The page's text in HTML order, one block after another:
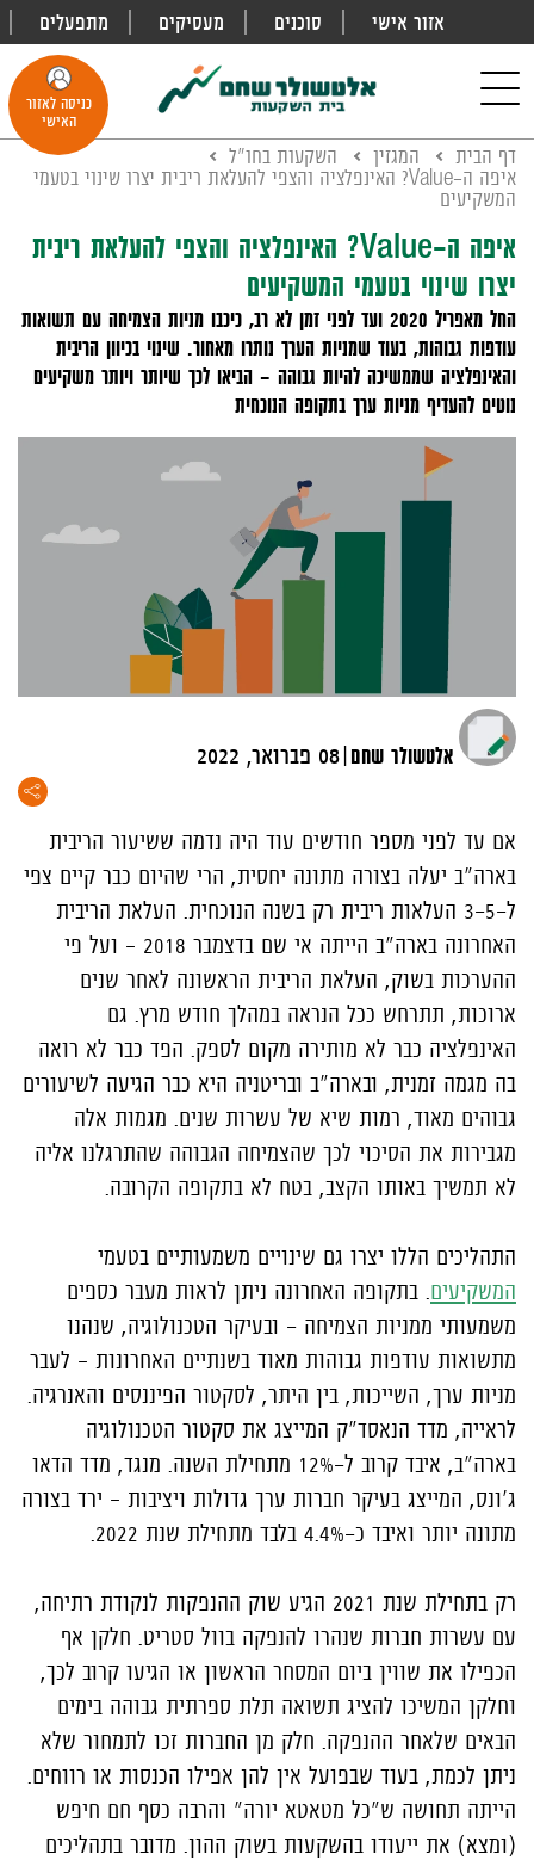
אזור אישי סוכנים מעסיקים מתפעלים
navigation
כניסה לאזור
האישי
דף הבית המגזין
השקעות בחו"ל
איפה ה-Value? האינפלציה והצפי להעלאת ריבית יצרו שינוי בטעמי
המשקיעים
איפה ה-Value? האינפלציה והצפי להעלאת ריבית
יצרו שינוי בטעמי המשקיעים
החל מאפריל 2020 ועד לפני זמן לא רב, כיכבו מניות הצמיחה עם תשואות
עודפות גבוהות, בעוד שמניות הערך נותרו מאחור. שינוי בכיוון הריבית
והאינפלציה שממשיכה להיות גבוהה – הביאו לכך שיותר ויותר משקיעים
נוטים להעדיף מניות ערך בתקופה הנוכחית
אלטשולר שחם|08 פברואר, 2022
אם עד לפני מספר חודשים עוד היה נדמה ששיעור הריבית
בארה"ב יעלה בצורה מתונה יחסית, הרי שהיום כבר קיים צפי
ל-3-5 העלאות ריבית רק בשנה הנוכחית. העלאת הריבית
האחרונה בארה"ב הייתה אי שם בדצמבר 2018 – ועל פי
ההערכות בשוק, העלאת הריבית הראשונה לאחר שנים
ארוכות, תתרחש ככל הנראה במהלך חודש מרץ. גם
האינפלציה כבר לא מותירה מקום לספק. הפד כבר לא רואה
בה מגמה זמנית, ובארה"ב ובריטניה היא כבר הגיעה לשיעורים
גבוהים מאוד, רמות שיא של עשרות שנים. מגמות אלה
מגבירות את הסיכוי לכך שהצמיחה הגבוהה שהתרגלנו אליה
לא תמשיך באותו הקצב, בטח לא בתקופה הקרובה.
התהליכים הללו יצרו גם שינויים משמעותיים בטעמי
המשקיעים. בתקופה האחרונה ניתן לראות מעבר כספים
משמעותי ממניות הצמיחה - ובעיקר הטכנולוגיה, שנהנו
מתשואות עודפות גבוהות מאוד בשנתיים האחרונות – לעבר
מניות ערך, השייכות, בין היתר, לסקטור הפיננסים והאנרגיה.
לראייה, מדד הנאסד"ק המייצג את סקטור הטכנולוגיה
בארה"ב, איבד קרוב ל-12% מתחילת השנה. מנגד, מדד הדאו
ג'ונס, המייצג בעיקר חברות ערך גדולות ויציבות – ירד בצורה
מתונה יותר ואיבד כ-4.4% בלבד מתחילת שנת 2022.
רק בתחילת שנת 2021 הגיע שוק ההנפקות לנקודת רתיחה,
עם עשרות חברות שנהרו להנפקה בוול סטריט. חלקן אף
הכפילו את שווין ביום המסחר הראשון או הגיעו קרוב לכך,
וחלקן המשיכו להציג תשואה תלת ספרתית גבוהה בימים
הבאים שלאחר ההנפקה. חלק מן החברות זכו לתמחור שלא
ניתן לכמת, בעוד שבפועל אין להן אפילו הכנסות או רווחים.
הייתה תחושה ש"כל מטאטא יורה" והרבה כסף חם חיפש
(ומצא) את ייעודו בהשקעות בשוק ההון. מדובר בתהליכים